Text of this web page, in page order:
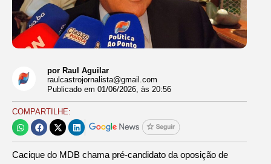
por Raul Aguilar
raulcastrojornalista@gmail.com
Publicado em 01/06/2026, às 20:56
COMPARTILHE:
Cacique do MDB chama pré-candidato da oposição de